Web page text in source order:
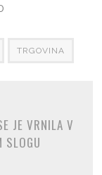
TRGOVINA
JE VRNILA V
SLOGU